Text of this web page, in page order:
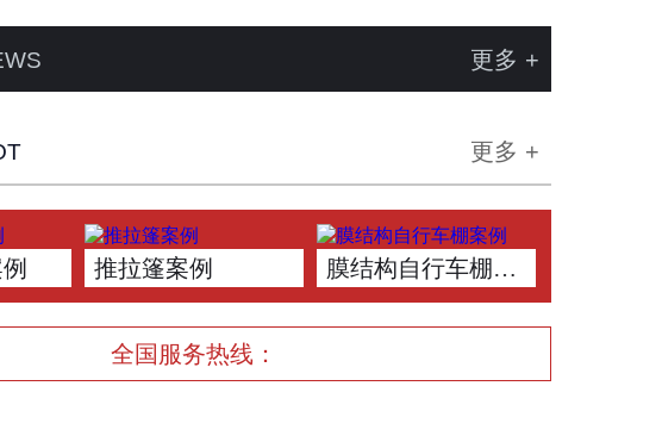
更多 +
更多 +
推拉篷案例 膜结构自行车棚案例
全国服务热线：